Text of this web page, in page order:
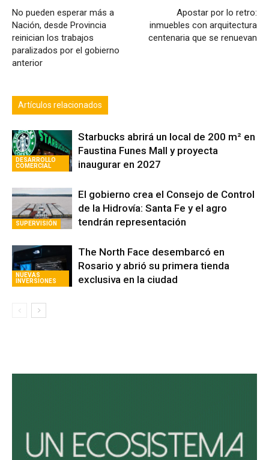
No pueden esperar más a
Nación, desde Provincia
reinician los trabajos
paralizados por el gobierno
anterior
Apostar por lo retro:
inmuebles con arquitectura
centenaria que se renuevan
Artículos relacionados
DESARROLLO
COMERCIAL
Starbucks abrirá un local de 200 m² en
Faustina Funes Mall y proyecta
inaugurar en 2027
SUPERVISIÓN
El gobierno crea el Consejo de Control
de la Hidrovía: Santa Fe y el agro
tendrán representación
NUEVAS
INVERSIONES
The North Face desembarcó en
Rosario y abrió su primera tienda
exclusiva en la ciudad